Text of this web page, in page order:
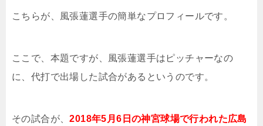
こちらが、風張蓮選手の簡単なプロフィールです。
ここで、本題ですが、風張蓮選手はピッチャーなの
に、代打で出場した試合があるというのです。
その試合が、2018年5月6日の神宮球場で行われた広島